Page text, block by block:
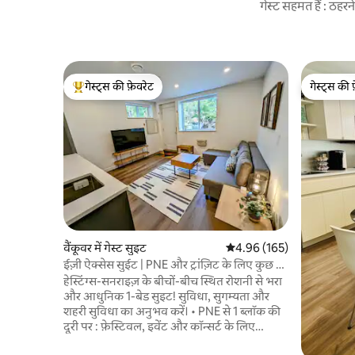
गेस्ट सहमत हैं :
गेस्ट्स का टॉप फ़ेवरेट
गेस्ट्स की फ़ेवरेट
वैंकूवर में गेस्ट सुइट औसत रेटिंग 5 में से 4.96, 165
4.96 (165)
​ईज़ी ऐक्सेस सुईट | PNE और ट्रांज़िट के लिए कुछ ही
कदम दूर
हेस्टिंग्स-सनराइज़ के बीचों-बीच स्थित रोशनी से भरा
और आधुनिक 1-बेड सुइट! सुविधा, सुगम्यता और
शहरी सुविधा का अनुभव करें। • PNE से 1 ब्लॉक की
दूरी पर : फ़ेस्टिवल, इवेंट और कॉन्सर्ट के लिए
गेस्ट्स की
गेस्ट्स की